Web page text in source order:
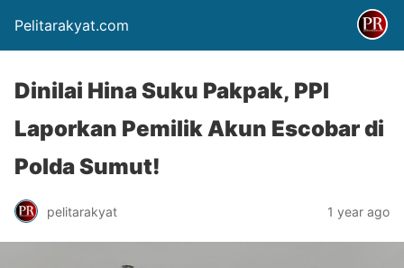
Pelitarakyat.com
Dinilai Hina Suku Pakpak, PPI
Laporkan Pemilik Akun Escobar di
Polda Sumut!
pelitarakyat 1 year ago